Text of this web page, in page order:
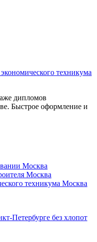
техникума
дипломов
Быстрое оформление и
Москва
Москва
техникума Москва
Петербурге без хлопот